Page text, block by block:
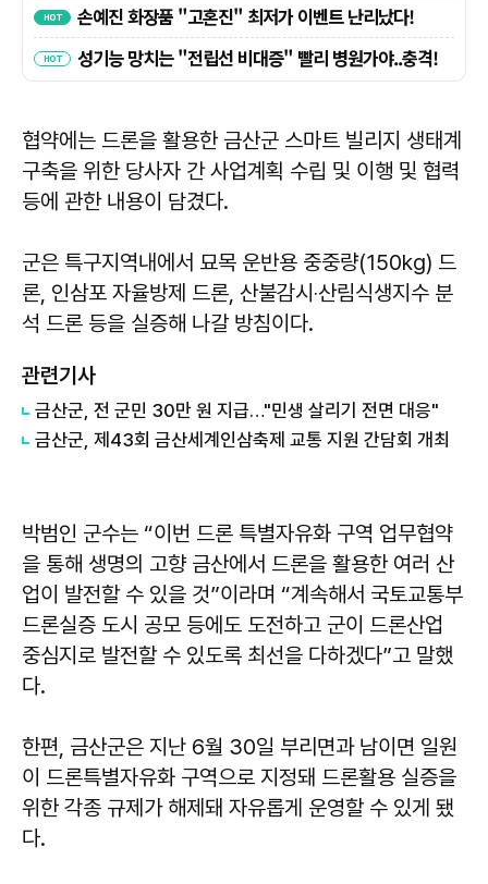
협약에는 드론을 활용한 금산군 스마트 빌리지 생태계
구축을 위한 당사자 간 사업계획 수립 및 이행 및 협력
등에 관한 내용이 담겼다.
군은 특구지역내에서 묘목 운반용 중중량(150kg) 드
론, 인삼포 자율방제 드론, 산불감시‧산림식생지수 분
석 드론 등을 실증해 나갈 방침이다.
관련기사
금산군, 전 군민 30만 원 지급…"민생 살리기 전면 대응"
금산군, 제43회 금산세계인삼축제 교통 지원 간담회 개최
박범인 군수는 “이번 드론 특별자유화 구역 업무협약
을 통해 생명의 고향 금산에서 드론을 활용한 여러 산
업이 발전할 수 있을 것”이라며 “계속해서 국토교통부
드론실증 도시 공모 등에도 도전하고 군이 드론산업
중심지로 발전할 수 있도록 최선을 다하겠다”고 말했
다.
한편, 금산군은 지난 6월 30일 부리면과 남이면 일원
이 드론특별자유화 구역으로 지정돼 드론활용 실증을
위한 각종 규제가 해제돼 자유롭게 운영할 수 있게 됐
다.